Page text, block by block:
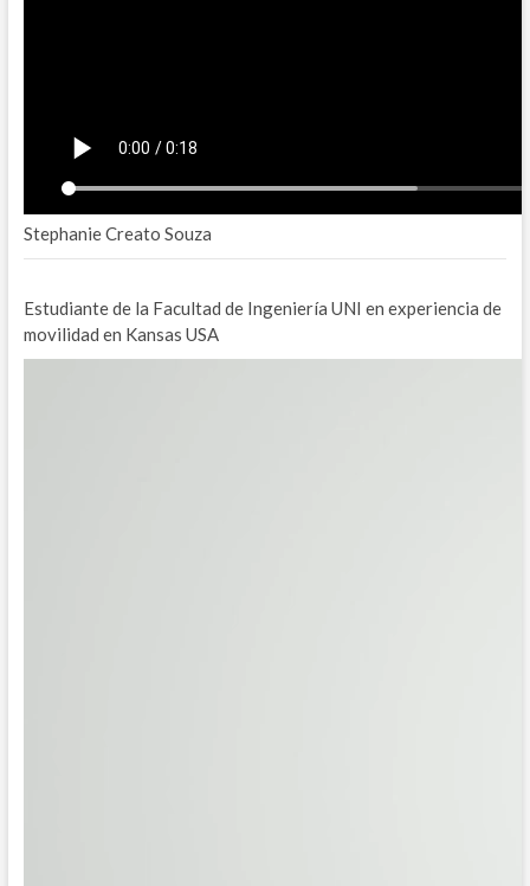
Stephanie Creato Souza
Estudiante de la Facultad de Ingeniería UNI en experiencia de
movilidad en Kansas USA